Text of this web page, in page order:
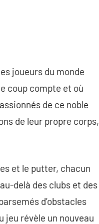
joueurs du monde
coup compte et où
de ce noble
de leur propre corps,
et le putter, chacun
delà des clubs et des
d’obstacles
jeu révèle un nouveau